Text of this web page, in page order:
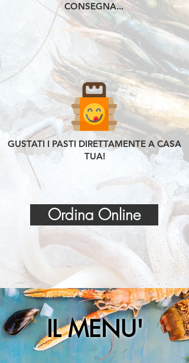
CONSEGNA...
GUSTATI I PASTI DIRETTAMENTE A CASA
TUA!
Ordina Online
IL MENU'